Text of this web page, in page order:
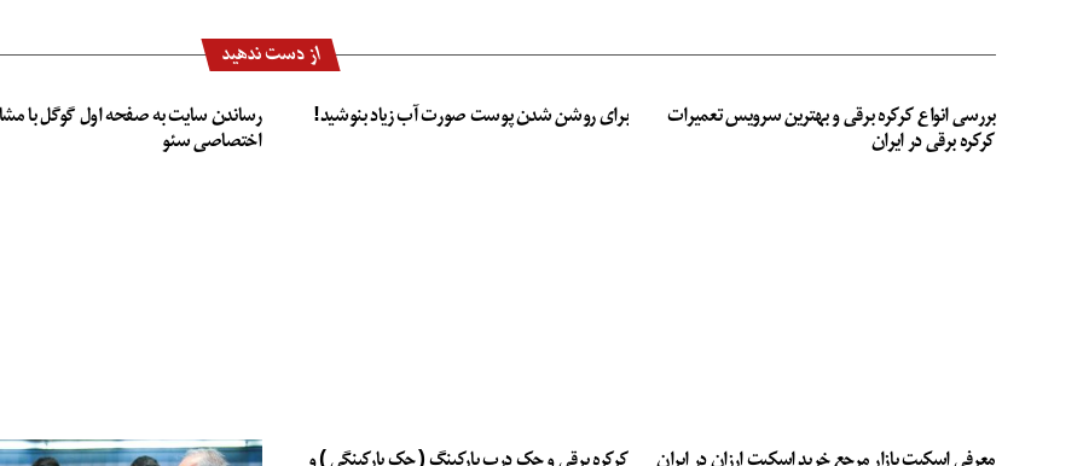
از دست ندهید
بررسی انواع کرکره برقی و بهترین سرویس تعمیرات
کرکره برقی در ایران
برای روشن شدن پوست صورت آب زیاد بنوشید!
رساندن سایت به صفحه اول گوگل با
اختصاصی سئو
معرفی اسکیت بازار مرجع خرید اسکیت ارزان در ایران
کرکره برقی و جک درب پارکینگ ( جک پارکینگی ) و